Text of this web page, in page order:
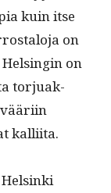
kuin itse
on
on
tor­juak­
kalliita.